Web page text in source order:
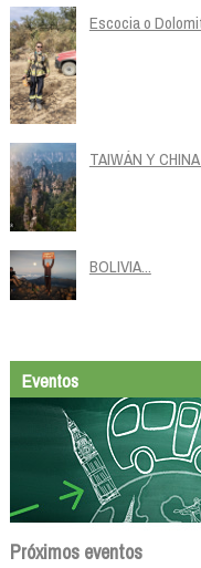
Escocia o
TAIWÁN Y
BOLIVIA...
Eventos
Próximos eventos